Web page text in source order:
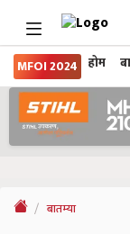
MFOI 2024 होम
बातम्या